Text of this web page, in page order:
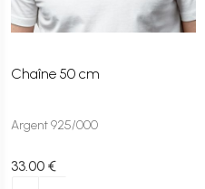
Chaîne 50 cm
Argent 925/000
33.00 €